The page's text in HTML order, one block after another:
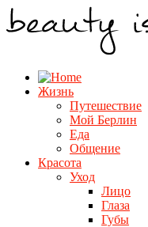
Жизнь
Путешествие
Мой Берлин
Еда
Общение
Красота
Уход
Лицо
Глаза
Губы